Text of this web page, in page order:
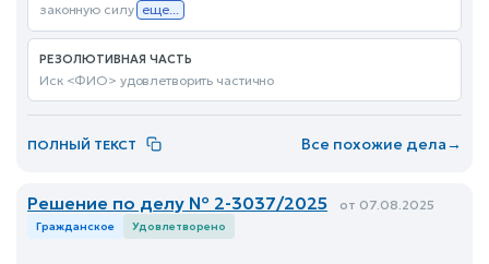
законную силу еще...
РЕЗОЛЮТИВНАЯ ЧАСТЬ
Иск <ФИО> удовлетворить частично
ПОЛНЫЙ ТЕКСТ Все похожие дела→
Решение по делу № 2-3037/2025 от 07.08.2025
Гражданское Удовлетворено